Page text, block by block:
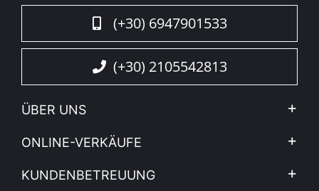
(+30) 6947901533
(+30) 2105542813
ÜBER UNS
Firma
Sehen Sie unsere Nachrichten
ONLINE-VERKÄUFE
Mein Konto
KUNDENBETREUUNG